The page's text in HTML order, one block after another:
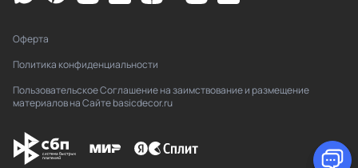
Оферта
Политика конфиденциальности
Пользовательское Соглашение на заимствование и размещение
материалов на Сайте basicdecor.ru